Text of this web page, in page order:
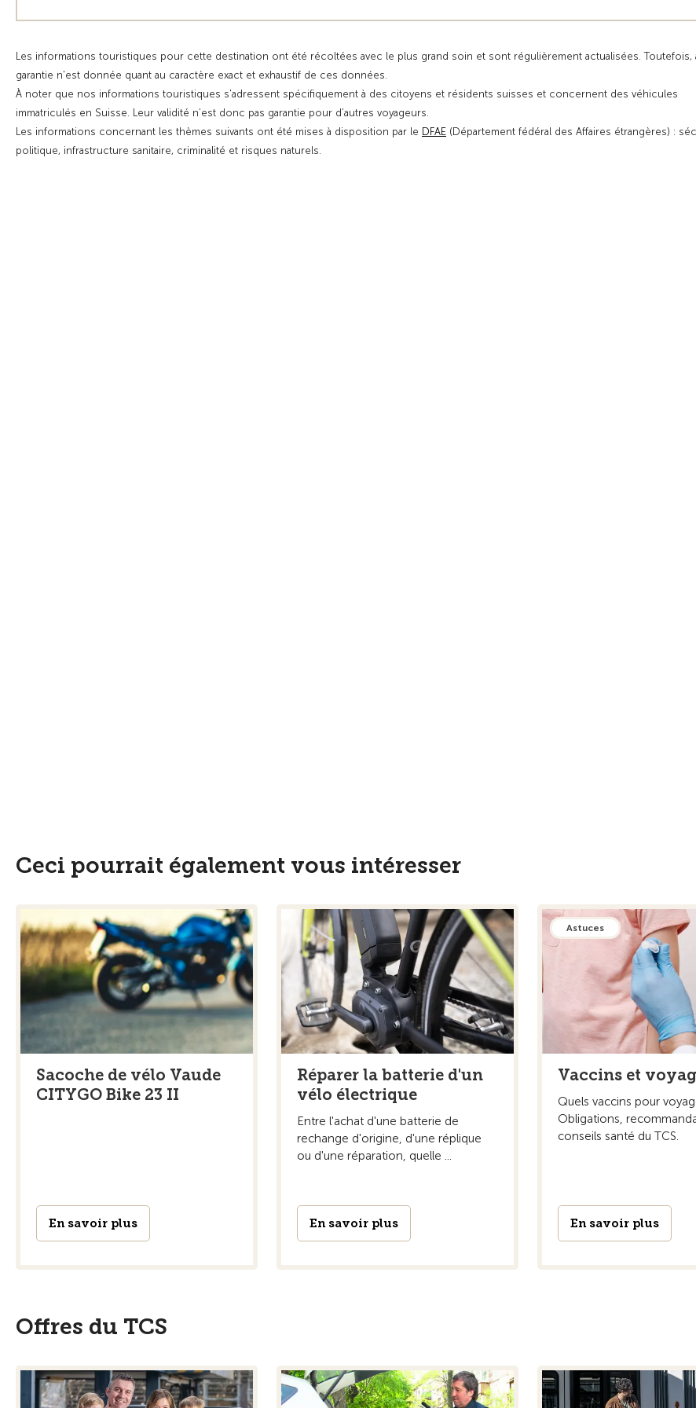
Les informations touristiques pour cette destination ont été récoltées avec le plus grand soin et sont régulièrement actualisées. Toutefois,
garantie n'est donnée quant au caractère exact et exhaustif de ces données.
À noter que nos informations touristiques s'adressent spécifiquement à des citoyens et résidents suisses et concernent des véhicules
immatriculés en Suisse. Leur validité n’est donc pas garantie pour d’autres voyageurs.
Les informations concernant les thèmes suivants ont été mises à disposition par le DFAE (Département fédéral des Affaires étrangères) :
politique, infrastructure sanitaire, criminalité et risques naturels.
Ceci pourrait également vous intéresser
Sacoche de vélo Vaude
CITYGO Bike 23 II
En savoir plus
Réparer la batterie d'un
vélo électrique
Entre l'achat d'une batterie de
rechange d'origine, d'une réplique
ou d'une réparation, quelle ...
En savoir plus
Astuces
Vaccins et
Quels vaccins pour
Obligations,
conseils santé du TCS.
En savoir plus
Offres du TCS